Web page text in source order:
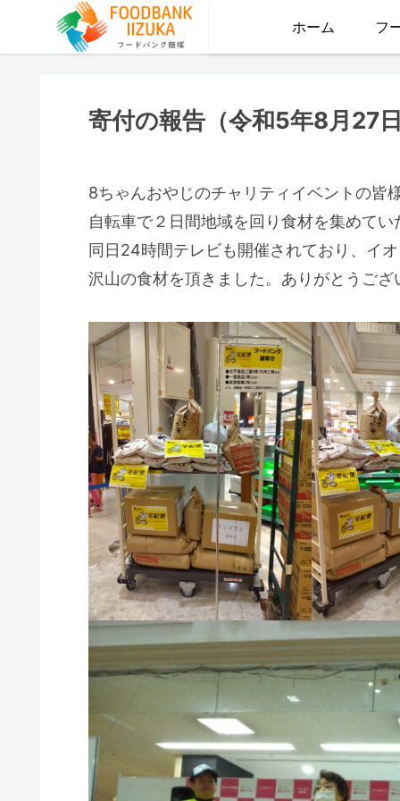
ホーム フ
寄付の報告（令和5年8月27
8ちゃんおやじのチャリティイベントの皆
自転車で２日間地域を回り食材を集めてい
同日24時間テレビも開催されており、イ
沢山の食材を頂きました。ありがとうござ